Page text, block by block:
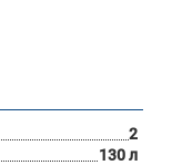
2
130 л